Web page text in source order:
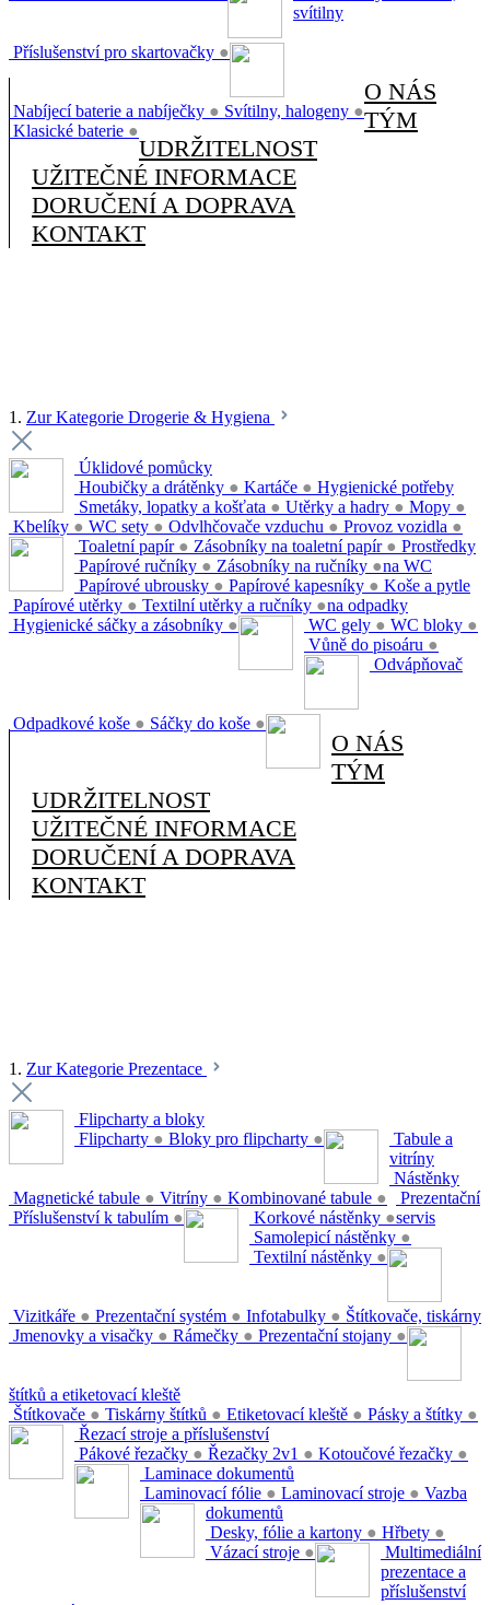
Příslušenství pro skartovačky ●
svítilny
Nabíjecí baterie a nabíječky ● Svítilny, halogeny ●
Klasické baterie ●
O NÁS
TÝM
UDRŽITELNOST
UŽITEČNÉ INFORMACE
DORUČENÍ A DOPRAVA
KONTAKT
1. Zur Kategorie Drogerie & Hygiena
Úklidové pomůcky
Houbičky a drátěnky ● Kartáče ●
Smetáky, lopatky a košťata ● Utěrky a hadry ● Mopy ●
Kbelíky ● WC sety ● Odvlhčovače vzduchu ● Provoz vozidla ●
Hygienické potřeby
Toaletní papír ● Zásobníky na toaletní papír ●
Papírové ručníky ● Zásobníky na ručníky ●
Papírové ubrousky ● Papírové kapesníky ●
Papírové utěrky ● Textilní utěrky a ručníky ●
Hygienické sáčky a zásobníky ●
Prostředky
na WC
WC gely ● WC bloky ●
Vůně do pisoáru ●
Koše a pytle
na odpadky
Odpadkové koše ● Sáčky do koše ●
Odvápňovač
O NÁS
TÝM
UDRŽITELNOST
UŽITEČNÉ INFORMACE
DORUČENÍ A DOPRAVA
KONTAKT
1. Zur Kategorie Prezentace
Flipcharty a bloky
Flipcharty ● Bloky pro flipcharty ●
Tabule a
vitríny
Magnetické tabule ● Vitríny ● Kombinované tabule ●
Příslušenství k tabulím ●
Nástěnky
Korkové nástěnky ●
Samolepicí nástěnky ●
Textilní nástěnky ●
Prezentační
servis
Vizitkáře ● Prezentační systém ● Infotabulky ●
Jmenovky a visačky ● Rámečky ● Prezentační stojany ●
Štítkovače, tiskárny
štítků a etiketovací kleště
Štítkovače ● Tiskárny štítků ● Etiketovací kleště ● Pásky a štítky ●
Řezací stroje a příslušenství
Pákové řezačky ● Řezačky 2v1 ● Kotoučové řezačky ●
Laminace dokumentů
Laminovací fólie ● Laminovací stroje ● Vazba
dokumentů
Desky, fólie a kartony ● Hřbety ●
Vázací stroje ●
Multimediální
prezentace a
příslušenství